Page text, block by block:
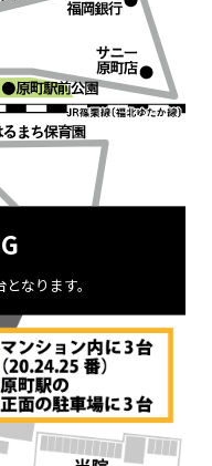
なります。